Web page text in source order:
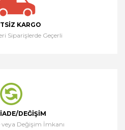
KARGO
Siparişlerde Geçerli
DEĞIŞIM
veya Değişim İmkanı